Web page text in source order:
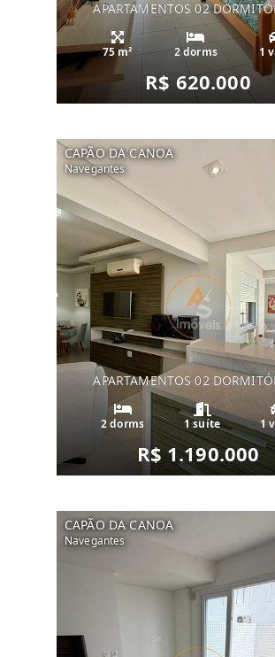
APARTAMENTOS 02
75 m² 2 dorms 1
R$ 620.000
CAPÃO DA CANOA
Navegantes
APARTAMENTOS 02
2 dorms 1 suíte 1
R$ 1.190.000
CAPÃO DA CANOA
Navegantes